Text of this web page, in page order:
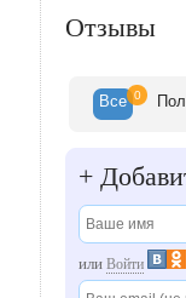
Отзывы
Все 0
+
или Войти